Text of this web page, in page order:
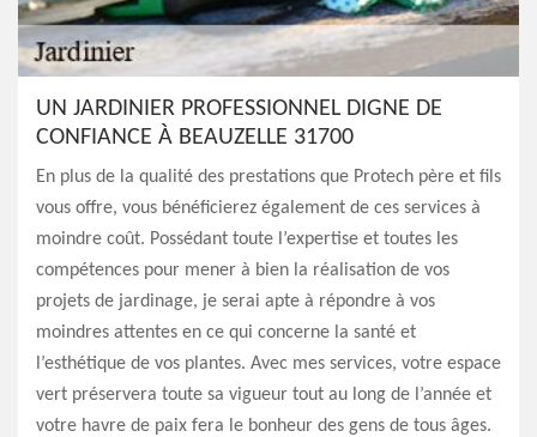
UN JARDINIER PROFESSIONNEL DIGNE DE
CONFIANCE À BEAUZELLE 31700
En plus de la qualité des prestations que Protech père et fils
vous offre, vous bénéficierez également de ces services à
moindre coût. Possédant toute l’expertise et toutes les
compétences pour mener à bien la réalisation de vos
projets de jardinage, je serai apte à répondre à vos
moindres attentes en ce qui concerne la santé et
l’esthétique de vos plantes. Avec mes services, votre espace
vert préservera toute sa vigueur tout au long de l’année et
votre havre de paix fera le bonheur des gens de tous âges.